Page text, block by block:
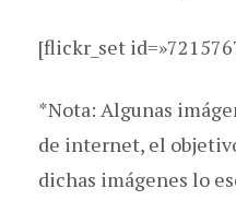
[flickr_set
*Nota: Algunas
de internet, el
dichas imágenes lo